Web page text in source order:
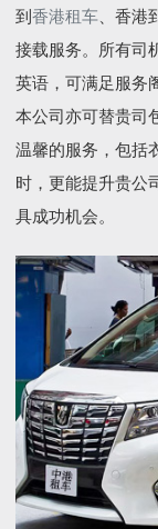
到 香港租车、香港
接载服务。所有司
英语，可满足服务
本公司亦可替贵司
温馨的服务，包括
时，更能提升贵公
具成功机会。